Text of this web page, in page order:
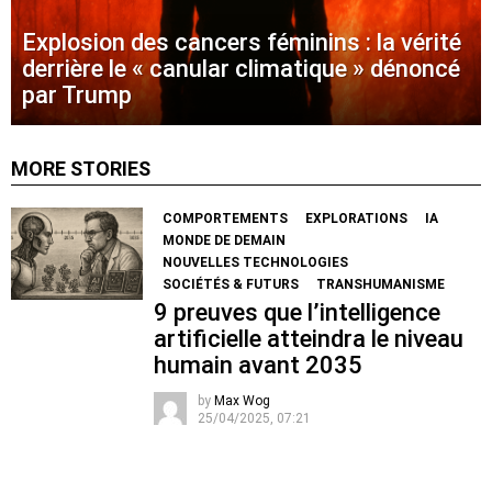
Explosion des cancers féminins : la vérité
derrière le « canular climatique » dénoncé
par Trump
MORE STORIES
COMPORTEMENTS EXPLORATIONS
IA
MONDE DE DEMAIN
NOUVELLES TECHNOLOGIES
SOCIÉTÉS & FUTURS
TRANSHUMANISME
9 preuves que l’intelligence
artificielle atteindra le niveau
humain avant 2035
by Max Wog
25/04/2025, 07:21